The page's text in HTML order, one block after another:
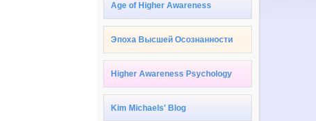
Age of Higher Awareness
Эпоха Высшей Осознанности
Higher Awareness Psychology
Kim Michaels' Blog